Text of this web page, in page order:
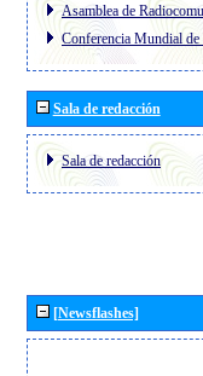
Asamblea de
Conferencia Mundial
Sala de redacción
Sala de redacción
[Newsflashes]